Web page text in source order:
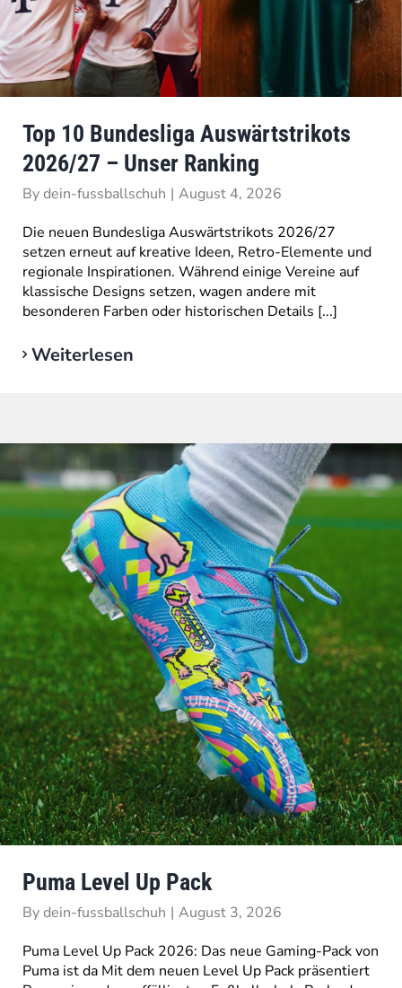
Top 10 Bundesliga Auswärtstrikots
2026/27 – Unser Ranking
Bydein-fussballschuh | August 4, 2026
Die neuen Bundesliga Auswärtstrikots 2026/27
setzen erneut auf kreative Ideen, Retro-Elemente und
regionale Inspirationen. Während einige Vereine auf
klassische Designs setzen, wagen andere mit
besonderen Farben oder historischen Details [...]
Weiterlesen
Puma Level Up Pack
Bydein-fussballschuh | August 3, 2026
Puma Level Up Pack 2026: Das neue Gaming-Pack von
Puma ist da Mit dem neuen Level Up Pack präsentiert